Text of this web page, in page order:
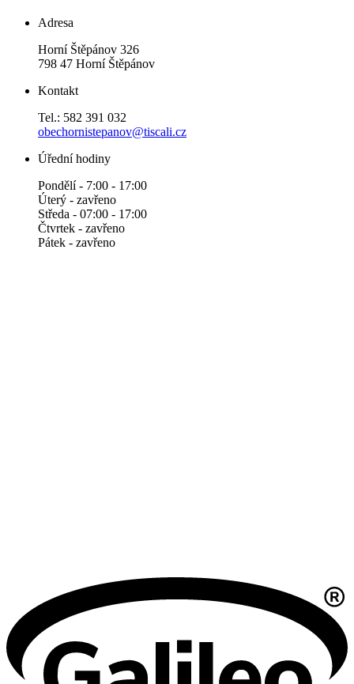
Adresa
Horní Štěpánov 326
798 47 Horní Štěpánov
Kontakt
Tel.: 582 391 032
obechornistepanov@tiscali.cz
Úřední hodiny
Pondělí - 7:00 - 17:00
Úterý - zavřeno
Středa - 07:00 - 17:00
Čtvrtek - zavřeno
Pátek - zavřeno